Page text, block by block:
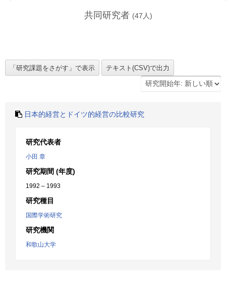
共同研究者 (47 人)
日本的経営とドイツ的経営の比較研究
研究代表者
小田 章
研究期間 (年度)
1992 – 1993
研究種目
国際学術研究
研究機関
和歌山大学